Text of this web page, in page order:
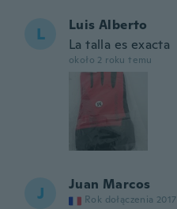
L
Luis Alberto
La talla es exacta
około 2 roku temu
J Juan Marcos
Rok dołączenia 2017